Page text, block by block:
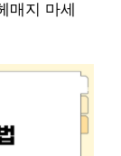
매지 마세